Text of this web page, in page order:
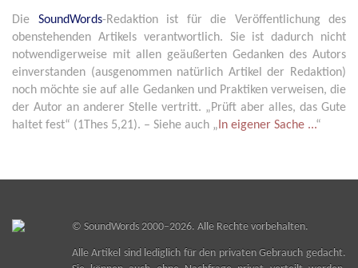
Die SoundWords-Redaktion ist für die Veröffentlichung des
obenstehenden Artikels verantwortlich. Sie ist dadurch nicht
notwendigerweise mit allen geäußerten Gedanken des Autors
einverstanden (ausgenommen natürlich Artikel der Redaktion)
noch möchte sie auf alle Gedanken und Praktiken verweisen, die
der Autor an anderer Stelle vertritt. „Prüft aber alles, das Gute
haltet fest“ (1Thes 5,21). – Siehe auch „ In eigener Sache ...“
© SoundWords2000–2026. Alle Rechte vorbehalten.
Alle Artikel sind lediglich für den privaten Gebrauch gedacht.